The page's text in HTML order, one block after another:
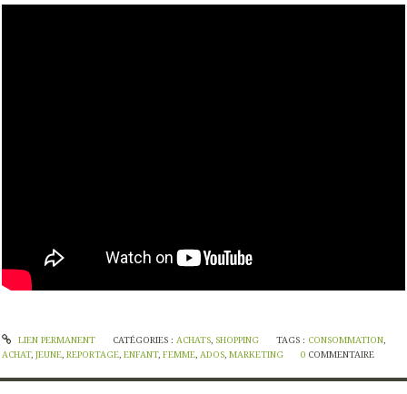
LIEN PERMANENT CATÉGORIES : ACHATS, SHOPPING TAGS : CONSOMMATION,
ACHAT, JEUNE, REPORTAGE, ENFANT, FEMME, ADOS, MARKETING 0 COMMENTAIRE